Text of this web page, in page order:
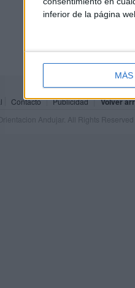
inferior de la página
Contacto Publicidad Volver
Andujar. All Rights Reserved